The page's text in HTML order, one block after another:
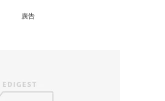
廣告